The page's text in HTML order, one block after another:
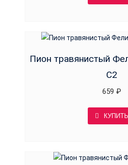
Пион травянистый
С2
659 ₽
КУПИТЬ